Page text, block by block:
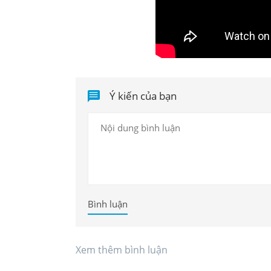
Ý kiến của bạn
Bình luận
Xem thêm bình luận